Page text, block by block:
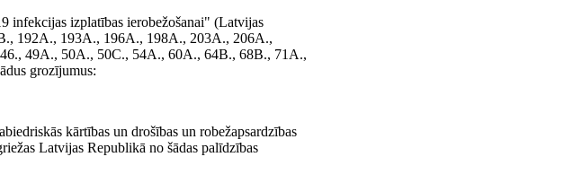
infekcijas izplatības ierobežošanai" (Latvijas
192A., 193A., 196A., 198A., 203A., 206A.,
49A., 50A., 50C., 54A., 60A., 64B., 68B., 71A.,
grozījumus:
kārtības un drošības un robežapsardzības
Latvijas Republikā no šādas palīdzības